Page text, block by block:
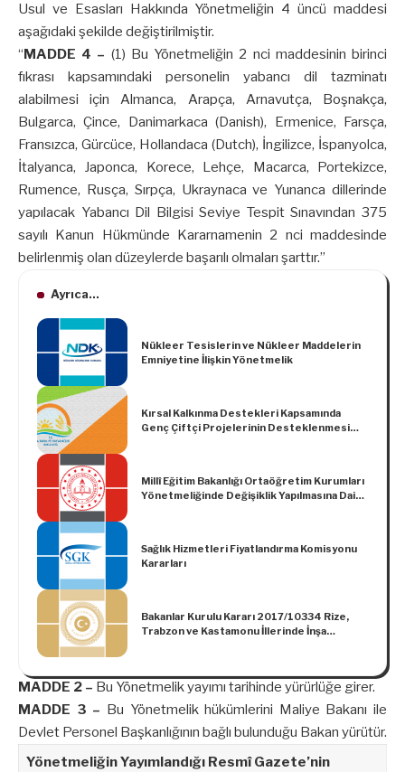
Usul ve Esasları Hakkında Yönetmeliğin 4 üncü maddesi
aşağıdaki şekilde değiştirilmiştir.
“MADDE 4 – (1) Bu Yönetmeliğin 2 nci maddesinin birinci
fıkrası kapsamındaki personelin yabancı dil tazminatı
alabilmesi için Almanca, Arapça, Arnavutça, Boşnakça,
Bulgarca, Çince, Danimarkaca (Danish), Ermenice, Farsça,
Fransızca, Gürcüce, Hollandaca (Dutch), İngilizce, İspanyolca,
İtalyanca, Japonca, Korece, Lehçe, Macarca, Portekizce,
Rumence, Rusça, Sırpça, Ukraynaca ve Yunanca dillerinde
yapılacak Yabancı Dil Bilgisi Seviye Tespit Sınavından 375
sayılı Kanun Hükmünde Kararnamenin 2 nci maddesinde
belirlenmiş olan düzeylerde başarılı olmaları şarttır.”
Ayrıca...
Nükleer Tesislerin ve Nükleer Maddelerin
Emniyetine İlişkin Yönetmelik
Kırsal Kalkınma Destekleri Kapsamında
Genç Çiftçi Projelerinin Desteklenmesi
Millî Eğitim Bakanlığı Ortaöğretim Kurumları
Yönetmeliğinde Değişiklik Yapılmasına Dair
Sağlık Hizmetleri Fiyatlandırma Komisyonu
Kararları
Bakanlar Kurulu Kararı 2017/10334 Rize,
Trabzon ve Kastamonu İllerinde İnşa
Bazı Taşınmazların Boru Hatları ile Petrol
Taşıma Anonim Şirketi Genel Müdürlüğü
Tarafından Acele Kamulaştırılması Hakkında
Karar
MADDE 2 – Bu Yönetmelik yayımı tarihinde yürürlüğe girer.
MADDE 3 – Bu Yönetmelik hükümlerini Maliye Bakanı ile
Devlet Personel Başkanlığının bağlı bulunduğu Bakan yürütür.
Yönetmeliğin Yayımlandığı Resmî Gazete’nin